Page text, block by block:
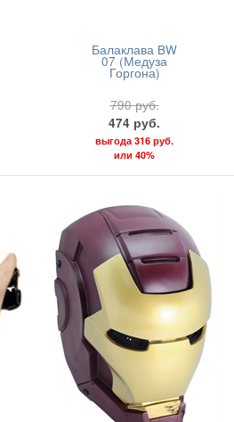
Балаклава BW
07 (Медуза
Горгона)
790 руб.
474 руб.
выгода316 руб.
или 40%